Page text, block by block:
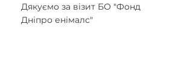
Дякуємо за візит БО "Фонд
Дніпро енімалс"